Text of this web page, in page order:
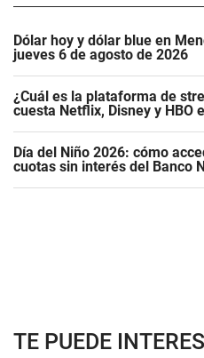
Dólar hoy y dólar blue en
jueves 6 de agosto de 2026
¿Cuál es la plataforma de
cuesta Netflix, Disney y HBO
Día del Niño 2026: cómo
cuotas sin interés del Banco
TE PUEDE